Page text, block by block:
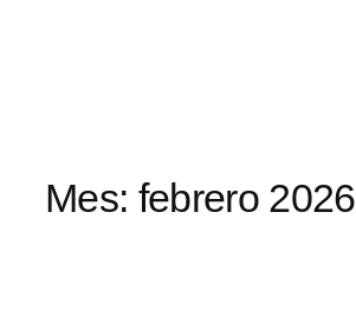
Mes: febrero 2026